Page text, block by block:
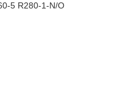
5 R280-1-N/O